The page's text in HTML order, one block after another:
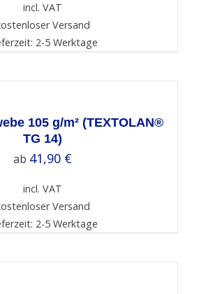
incl. VAT
Versand
2-5 Werktage
105 g/m² (TEXTOLAN®
TG 14)
ab 41,90 €
incl. VAT
Versand
2-5 Werktage